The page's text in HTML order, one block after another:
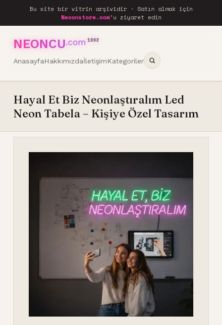
Bu site bir vitrin arşividir · Satın almak için
Neoonstore.com'u ziyaret edin
NEONCU.com 1962
AnasayfaHakkımızdaİletişimKategoriler
Hayal Et Biz Neonlaştıralım Led
Neon Tabela – Kişiye Özel Tasarım